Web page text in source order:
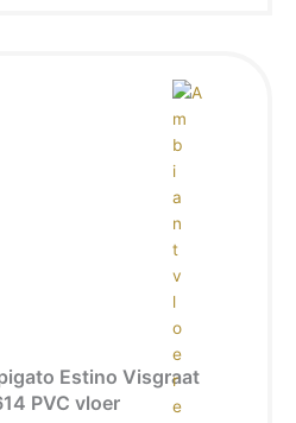
Estino Visgraat
PVC vloer